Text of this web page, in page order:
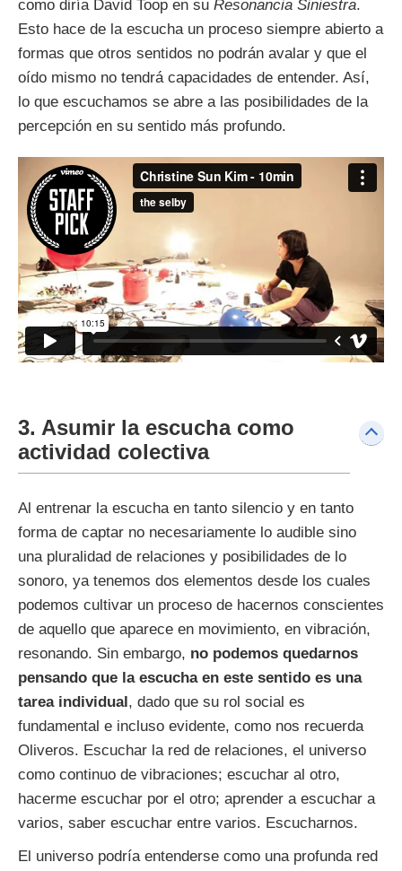
como diría David Toop en su Resonancia Siniestra.
Esto hace de la escucha un proceso siempre abierto a
formas que otros sentidos no podrán avalar y que el
oído mismo no tendrá capacidades de entender. Así,
lo que escuchamos se abre a las posibilidades de la
percepción en su sentido más profundo.
3. Asumir la escucha como
actividad colectiva
Al entrenar la escucha en tanto silencio y en tanto
forma de captar no necesariamente lo audible sino
una pluralidad de relaciones y posibilidades de lo
sonoro, ya tenemos dos elementos desde los cuales
podemos cultivar un proceso de hacernos conscientes
de aquello que aparece en movimiento, en vibración,
resonando. Sin embargo, no podemos quedarnos
pensando que la escucha en este sentido es una
tarea individual , dado que su rol social es
fundamental e incluso evidente, como nos recuerda
Oliveros. Escuchar la red de relaciones, el universo
como continuo de vibraciones; escuchar al otro,
hacerme escuchar por el otro; aprender a escuchar a
varios, saber escuchar entre varios. Escucharnos.
El universo podría entenderse como una profunda red